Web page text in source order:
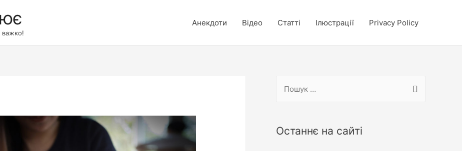
важко!
Анекдоти Відео Статті Ілюстрації Privacy Policy
у
Останнє на сайті